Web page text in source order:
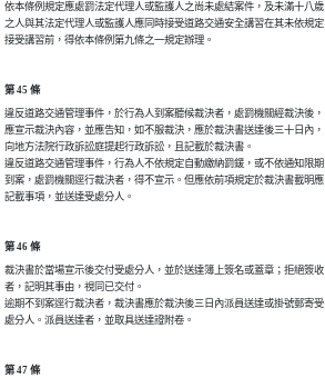
依本條例規定應處罰法定代理人或監護人之尚未處結案件，及未滿十八歲
之人與其法定代理人或監護人應同時接受道路交通安全講習在其未依規定
接受講習前，得依本條例第九條之一規定辦理。
第 45 條
違反道路交通管理事件，於行為人到案聽候裁決者，處罰機關經裁決後，
應宣示裁決內容，並應告知，如不服裁決，應於裁決書送達後三十日內，
向地方法院行政訴訟庭提起行政訴訟，且記載於裁決書。
違反道路交通管理事件，行為人不依規定自動繳納罰鍰，或不依通知限期
到案，處罰機關逕行裁決者，得不宣示。但應依前項規定於裁決書載明應
記載事項，並送達受處分人。
第 46 條
裁決書於當場宣示後交付受處分人，並於送達簿上簽名或蓋章；拒絕簽收
者，記明其事由，視同已交付。
逾期不到案逕行裁決者，裁決書應於裁決後三日內派員送達或掛號郵寄受
處分人。派員送達者，並取具送達證附卷。
第 47 條